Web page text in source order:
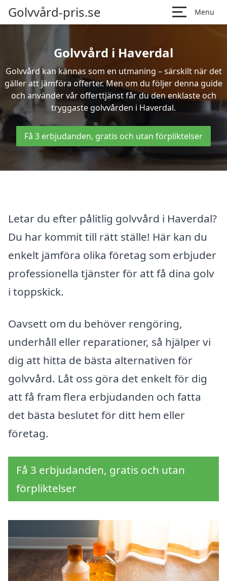
Golvvård-pris.se Menu
Golvvård i Haverdal
Golvvård kan kännas som en utmaning – särskilt när det
gäller att jämföra offerter. Men om du följer denna guide
och använder vår offerttjänst får du den enklaste och
tryggaste golvvården i Haverdal.
Få 3 erbjudanden, gratis och utan förpliktelser
Letar du efter pålitlig golvvård i Haverdal?
Du har kommit till rätt ställe! Här kan du
enkelt jämföra olika företag som erbjuder
professionella tjänster för att få dina golv
i toppskick.
Oavsett om du behöver rengöring,
underhåll eller reparationer, så hjälper vi
dig att hitta de bästa alternativen för
golvvård. Låt oss göra det enkelt för dig
att få fram flera erbjudanden och fatta
det bästa beslutet för ditt hem eller
företag.
Få 3 erbjudanden, gratis och utan
förpliktelser